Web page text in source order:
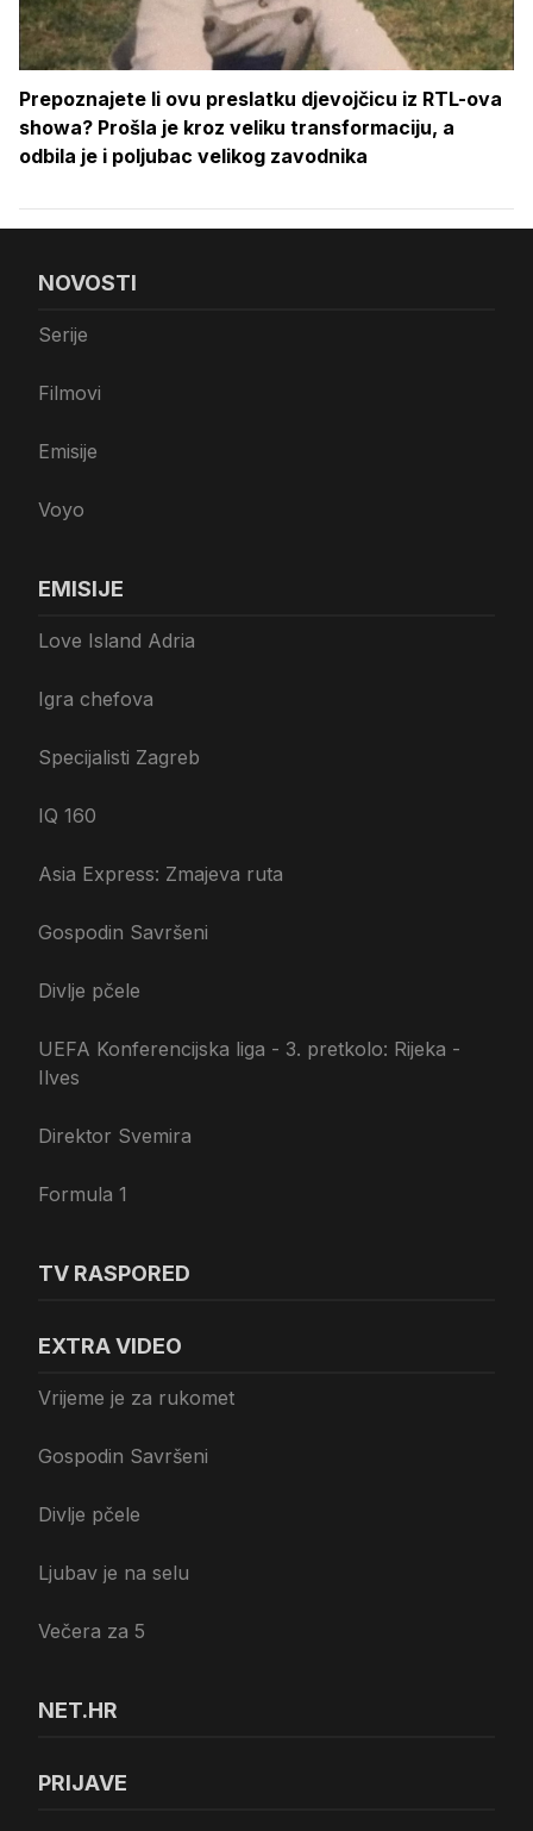
Prepoznajete li ovu preslatku djevojčicu iz RTL-ova
showa? Prošla je kroz veliku transformaciju, a
odbila je i poljubac velikog zavodnika
NOVOSTI
Serije
Filmovi
Emisije
Voyo
EMISIJE
Love Island Adria
Igra chefova
Specijalisti Zagreb
IQ 160
Asia Express: Zmajeva ruta
Gospodin Savršeni
Divlje pčele
UEFA Konferencijska liga - 3. pretkolo: Rijeka -
Ilves
Direktor Svemira
Formula 1
TV RASPORED
EXTRA VIDEO
Vrijeme je za rukomet
Gospodin Savršeni
Divlje pčele
Ljubav je na selu
Večera za 5
NET.HR
PRIJAVE